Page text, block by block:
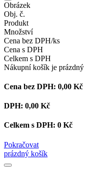
Obrázek
Obj. č.
Produkt
Množství
Cena bez DPH/ks
Cena s DPH
Celkem s DPH
Nákupní košík je prázdný
Cena bez DPH: 0,00 Kč
DPH: 0,00 Kč
Celkem s DPH: 0 Kč
Pokračovat
prázdný košík